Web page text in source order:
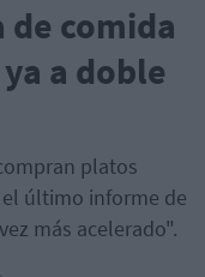
de comida
a doble
platos
último informe de
más acelerado".